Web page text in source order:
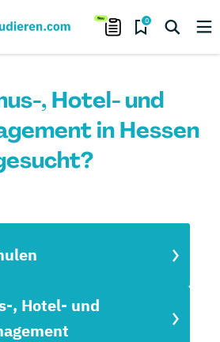
0
, Hotel- und
in Hessen
, Hotel- und